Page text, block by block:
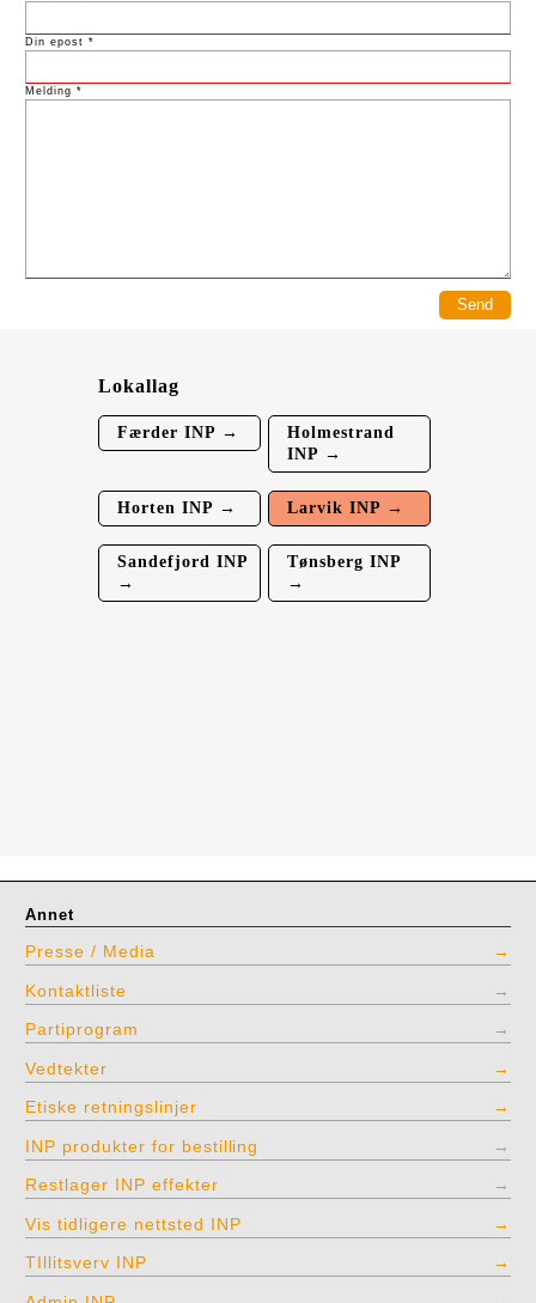
Din epost *
Melding *
Lokallag
Færder INP →
Holmestrand
INP →
Horten INP → Larvik INP →
Sandefjord INP
→
Tønsberg INP
→
Annet
Presse / Media
Kontaktliste
Partiprogram
Vedtekter
Etiske retningslinjer
INP produkter for bestilling
Restlager INP effekter
Vis tidligere nettsted INP
TIllitsverv INP